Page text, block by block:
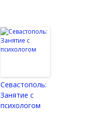
Севастополь:
Занятие с
психологом